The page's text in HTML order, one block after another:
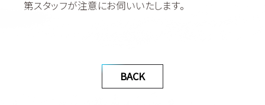
第スタッフが注意にお伺いいたします。
BACK